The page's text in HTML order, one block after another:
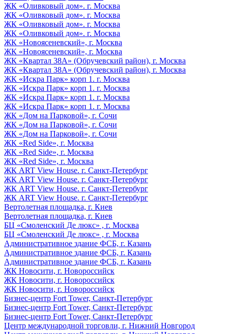
ЖК «Оливковый дом». г. Москва
ЖК «Оливковый дом». г. Москва
ЖК «Оливковый дом». г. Москва
ЖК «Оливковый дом». г. Москва
ЖК «Новоясеневский», г. Москва
ЖК «Новоясеневский», г. Москва
ЖК «Квартал 38А» (Обручевский район), г. Москва
ЖК «Квартал 38А» (Обручевский район), г. Москва
ЖК «Искра Парк» корп 1. г. Москва
ЖК «Искра Парк» корп 1. г. Москва
ЖК «Искра Парк» корп 1. г. Москва
ЖК «Искра Парк» корп 1. г. Москва
ЖК «Дом на Парковой», г. Сочи
ЖК «Дом на Парковой», г. Сочи
ЖК «Дом на Парковой», г. Сочи
ЖК «Red Side», г. Москва
ЖК «Red Side», г. Москва
ЖК «Red Side», г. Москва
ЖК ART View House. г. Санкт-Петербург
ЖК ART View House. г. Санкт-Петербург
ЖК ART View House. г. Санкт-Петербург
ЖК ART View House. г. Санкт-Петербург
Вертолетная площадка, г. Киев
Вертолетная площадка, г. Киев
БЦ «Смоленский Де люкс» , г. Москва
БЦ «Смоленский Де люкс» , г. Москва
Административное здание ФСБ, г. Казань
Административное здание ФСБ, г. Казань
Административное здание ФСБ, г. Казань
ЖК Новосити, г. Новороссийск
ЖК Новосити, г. Новороссийск
ЖК Новосити, г. Новороссийск
Бизнес-центр Fort Tower, Санкт-Петербург
Бизнес-центр Fort Tower, Санкт-Петербург
Бизнес-центр Fort Tower, Санкт-Петербург
Центр международной торговли, г. Нижний Новгород